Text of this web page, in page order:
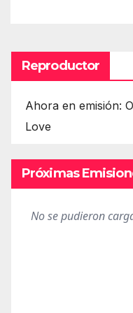
Reproductor
Ahora en emisión:
Love
Próximas